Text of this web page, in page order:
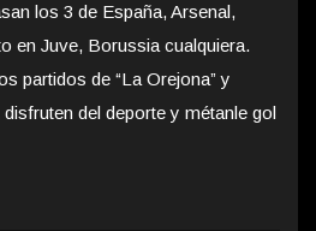
los 3 de España, Arsenal,
en Juve, Borussia cualquiera.
partidos de “La Orejona” y
del deporte y métanle gol